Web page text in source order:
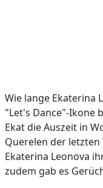
Wie lange Ekaterina
"Let's Dance"-Ikone
Ekat die Auszeit in
Querelen der
Ekaterina Leonova
zudem gab es